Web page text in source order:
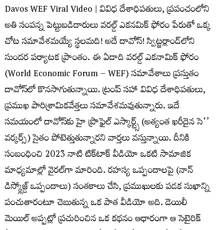
Davos WEF Viral Video | వివిధ దేశాధిపతులు, ప్రపంచంలోని
అతి సంపన్న పెట్టుబడిదారులు వరల్డ్‌ ఎకనమిక్‌ ఫోరం పేరుతో ఒక్క
చోట సమావేశమయ్యే స్థలమది! అదే దావోస్‌! స్విట్జర్లాండ్‌లోని
సుందర పర్యాటక ప్రాంతం. ఈ ఏడాది వరల్డ్‌ ఎకనామిక్‌ ఫోరం
(World Economic Forum – WEF) సమావేశాలు ప్రస్తుతం
దావోస్‌లో కొనసాగుతున్నాయి. ట్రంప్‌ సహా వివిధ దేశాధిపతులు,
ప్రముఖ పారిశ్రామికవేత్తలు సమావేశమవుతున్నారు. ఇదే
సమయంలో దావోస్‌కు హై ప్రొఫైల్‌ ఎస్కార్ట్స్‌ (అత్యంత ఖరీదైన సె‘’
వర్కర్స్‌) సైతం పోటెత్తుతున్నారని వార్తలు వస్తున్నాయి. దీనికి
సంబంధించి 2023 నాటి టిక్‌టాక్‌ వీడియో ఒకటి సామాజిక
మాధ్యమాల్లో వైరల్‌గా మారింది. రహస్య ఒప్పందాలపై (నాన్‌
డిస్క్లోజ్డ్‌ ఒప్పందాలు) సంతకాలు చేసి, ప్రముఖులకు పడక సుఖాన్ని
పంచుతారంటూ చెబుతున్న ఒక పాత వీడియో అది. డెయిలీ
మెయిల్‌ అప్పట్లో ప్రచురించిన ఒక కథనం ఆధారంగా ఆ సెటైరిక్‌